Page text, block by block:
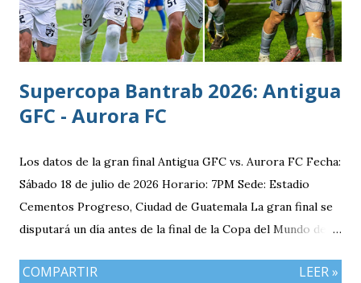
División de México Estudios: Quinto bachillerato en México
via. luchosolares.blogspot.com
Supercopa Bantrab 2026: Antigua
GFC - Aurora FC
Los datos de la gran final Antigua GFC vs. Aurora FC Fecha:
Sábado 18 de julio de 2026 Horario: 7PM Sede: Estadio
Cementos Progreso, Ciudad de Guatemala La gran final se
disputará un día antes de la final de la Copa del Mundo de la
especialmente futbolera para los aficionados
COMPARTIR LEER »